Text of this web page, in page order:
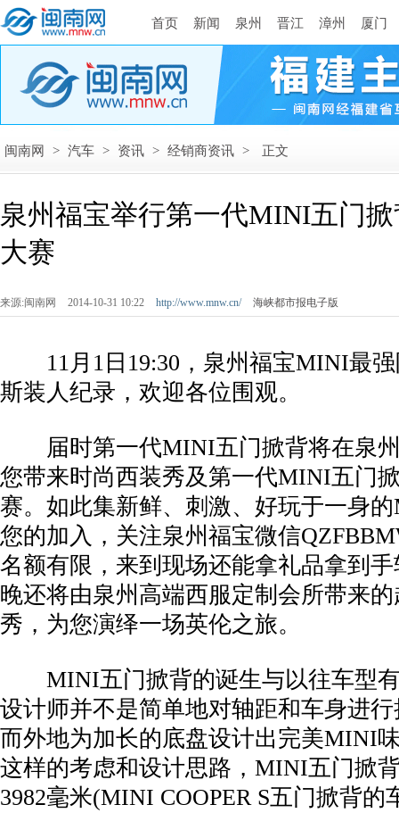
首页 新闻 泉州 晋江 漳州 厦门
闽南网 > 汽车 > 资讯 > 经销商资讯 > 正文
泉州福宝举行第一代MINI五门
大赛
来源:闽南网 2014-10-31 10:22 http://www.mnw.cn/ 海峡都市报电子版
11月1日19:30，泉州福宝MINI最强
斯装人纪录，欢迎各位围观。
届时第一代MINI五门掀背将在泉州
您带来时尚西装秀及第一代MINI五门
赛。如此集新鲜、刺激、好玩于一身
您的加入，关注泉州福宝微信
名额有限，来到现场还能拿礼品拿到
晚还将由泉州高端西服定制会所带来
秀，为您演绎一场英伦之旅。
MINI五门掀背的诞生与以往车型有
设计师并不是简单地对轴距和车身进
而外地为加长的底盘设计出完美MINI
这样的考虑和设计思路，MINI五门掀
3982毫米(MINI COOPER S五门掀背的